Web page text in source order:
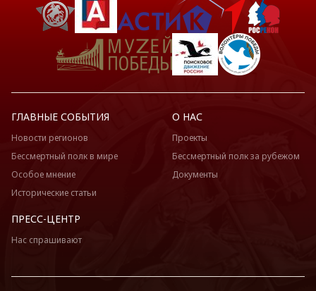
ГЛАВНЫЕ СОБЫТИЯ
Новости регионов
Бессмертный полк в мире
Особое мнение
Исторические статьи
О НАС
Проекты
Бессмертный полк за рубежом
Документы
ПРЕСС-ЦЕНТР
Нас спрашивают